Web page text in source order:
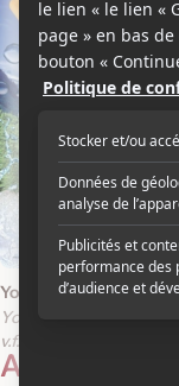
2010
Yogi l'ours
Yogi Bear
v.f.
Actualités